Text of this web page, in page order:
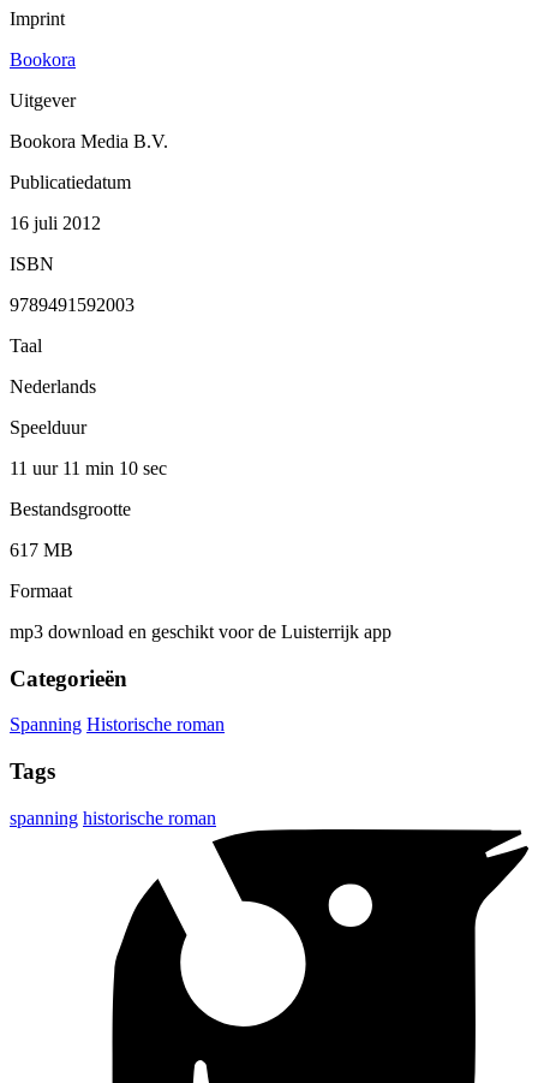
Imprint
Bookora
Uitgever
Bookora Media B.V.
Publicatiedatum
16 juli 2012
ISBN
9789491592003
Taal
Nederlands
Speelduur
11 uur 11 min 10 sec
Bestandsgrootte
617 MB
Formaat
mp3 download en geschikt voor de Luisterrijk app
Categorieën
Spanning Historische roman
Tags
spanning historische roman